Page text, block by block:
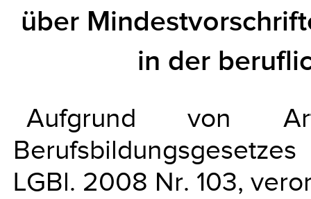
über
in der
Aufgrund von
LGBl. 2008 Nr. 103,